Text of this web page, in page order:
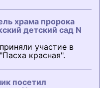
храма пророка
детский сад N
участие в
красная".
посетил